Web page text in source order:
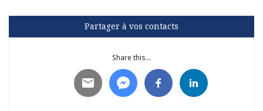
Partager à vos contacts
Share this...